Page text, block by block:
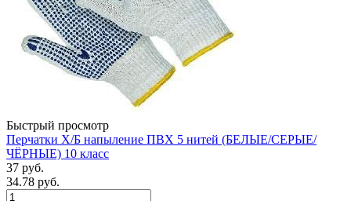
Быстрый просмотр
Перчатки Х/Б напыление ПВХ 5 нитей (БЕЛЫЕ/СЕРЫЕ/
ЧЁРНЫЕ) 10 класс
37 руб.
34.78 руб.